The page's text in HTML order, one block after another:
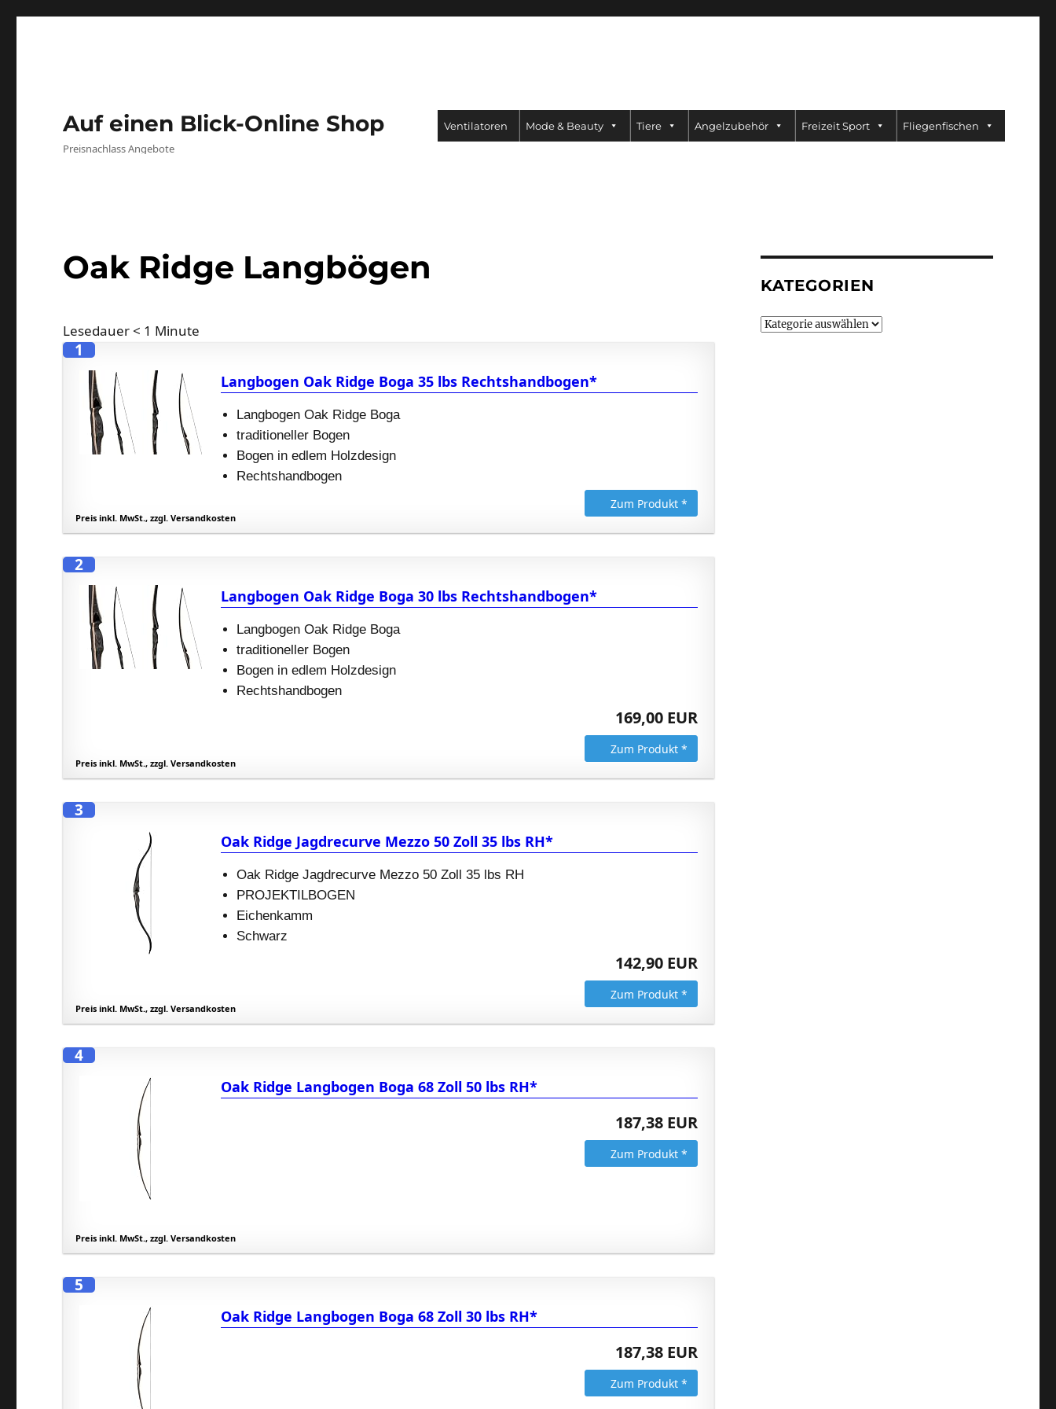
Auf einen Blick-Online Shop
Preisnachlass Angebote
Ventilatoren Mode & Beauty Tiere Angelzubehör Freizeit Sport Fliegenfischen
Oak Ridge Langbögen
Lesedauer < 1 Minute
1
Langbogen Oak Ridge Boga 35 lbs Rechtshandbogen*
Langbogen Oak Ridge Boga
traditioneller Bogen
Bogen in edlem Holzdesign
Rechtshandbogen
Zum Produkt *
Preis inkl. MwSt., zzgl. Versandkosten
2
Langbogen Oak Ridge Boga 30 lbs Rechtshandbogen*
Langbogen Oak Ridge Boga
traditioneller Bogen
Bogen in edlem Holzdesign
Rechtshandbogen
169,00 EUR
Zum Produkt *
Preis inkl. MwSt., zzgl. Versandkosten
3
Oak Ridge Jagdrecurve Mezzo 50 Zoll 35 lbs RH*
Oak Ridge Jagdrecurve Mezzo 50 Zoll 35 lbs RH
PROJEKTILBOGEN
Eichenkamm
Schwarz
142,90 EUR
Zum Produkt *
Preis inkl. MwSt., zzgl. Versandkosten
4
Oak Ridge Langbogen Boga 68 Zoll 50 lbs RH*
187,38 EUR
Zum Produkt *
Preis inkl. MwSt., zzgl. Versandkosten
5
Oak Ridge Langbogen Boga 68 Zoll 30 lbs RH*
187,38 EUR
Zum Produkt *
KATEGORIEN
Kategorien